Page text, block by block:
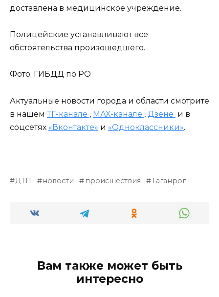
доставлена в медицинское учреждение.
Полицейские устанавливают все
обстоятельства произошедшего.
Фото: ГИБДД по РО
Актуальные новости города и области смотрите
в нашем ТГ-канале , МАХ-канале , Дзене и в
соцсетях «Вконтакте» и «Одноклассники».
ДТП новости происшествия Таганрог
Вам также может быть
интересно